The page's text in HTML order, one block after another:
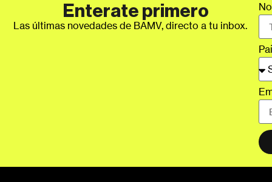
Enterate primero
Las últimas novedades de BAMV, directo a tu inbox.